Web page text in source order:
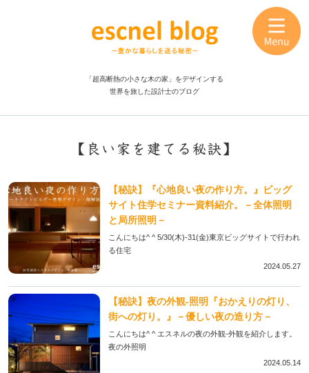
「超高断熱の小さな木の家」をデザインする
世界を旅した設計士のブログ
【良い家を建てる秘訣】
【秘訣】『心地良い夜の作り方。』ビッグ
サイト住学セミナー資料紹介。－全体照明
と局所照明－
こんにちは^ ^ 5/30(木)-31(金)東京ビッグサイトで行われ
る住宅
2024.05.27
【秘訣】夜の外観-照明『おかえりの灯り、
街への灯り。』－優しい夜の造り方－
こんにちは^ ^ エスネルの夜の外観-外観を紹介します。
夜の外照明
2024.05.14